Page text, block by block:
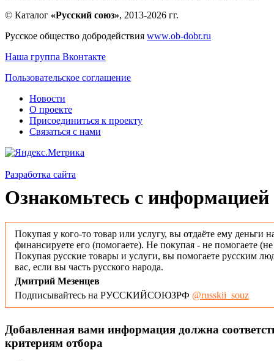
© Каталог «Русский союз», 2013-2026 гг.
Русское общество добродействия www.ob-dobr.ru
Наша группа Вконтакте
Пользовательское соглашение
Новости
О проекте
Присоединиться к проекту
Связаться с нами
Разработка сайта
Ознакомьтесь с информацией
Покупая у кого-то товар или услугу, вы отдаёте ему деньги
финансируете его (помогаете). Не покупая - не помогаете
Покупая русские товары и услуги, вы помогаете русским
вас, если вы часть русского народа.
Дмитрий Мезенцев
Подписывайтесь на РУССКИЙСОЮЗРФ @russkii_souz
Добавленная вами информация должна
критериям отбора